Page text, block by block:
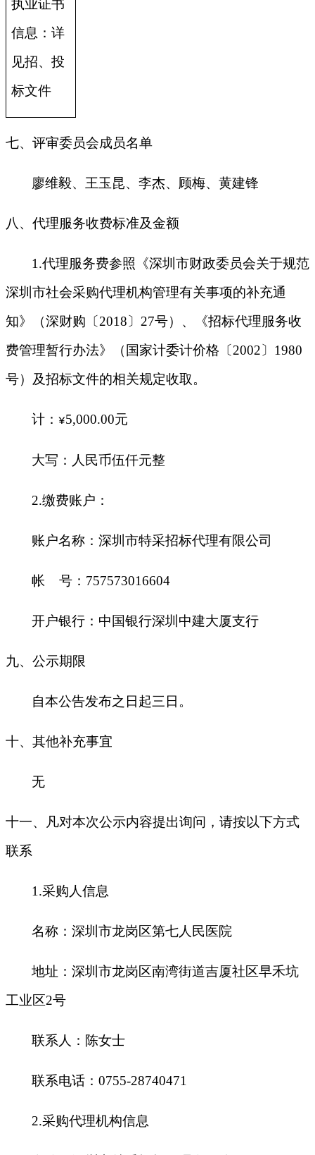
执业证书
信息：详
见招、投
标文件
七、评审委员会成员名单
廖维毅、王玉昆、李杰、顾梅、黄建锋
八、代理服务收费标准及金额
1 .代理服务费参照《深圳市财政委员会关于规范
深圳市社会采购代理机构管理有关事项的补充通
知》（深财购〔2018〕27号）、《招标代理服务收
费管理暂行办法》（国家计委计价格〔2002〕1980
号）及招标文件的相关规定收取。
计： ¥5,000.00元
大写：人民币伍仟元整
2.缴费账户：
账户名称：深圳市特采招标代理有限公司
帐 号： 757573016604
开户银行：中国银行深圳中建大厦支行
九、公示期限
自本公告发布之日起三日。
十、其他补充事宜
无
十一、凡对本次公示内容提出询问，请按以下方式
联系
1.采购人信息
名称：深圳市龙岗区第七人民医院
地址：深圳市龙岗区南湾街道吉厦社区早禾坑
工业区2号
联系人：陈女士
联系电话： 0755-28740471
2.采购代理机构信息